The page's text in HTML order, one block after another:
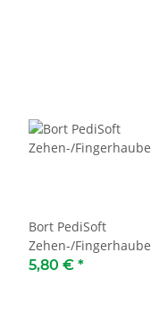
Bort PediSoft
Zehen-/Fingerhaube
5,80 € *